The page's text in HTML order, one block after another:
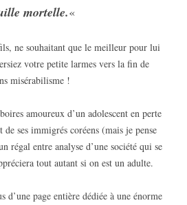
mortelle.«
ne souhaitant que le meilleur pour lui
votre petite larmes vers la fin de
misérabilisme !
amoureux d’un adolescent en perte
ses immigrés coréens (mais je pense
régal entre analyse d’une société qui se
tout autant si on est un adulte.
d’une page entière dédiée à une énorme